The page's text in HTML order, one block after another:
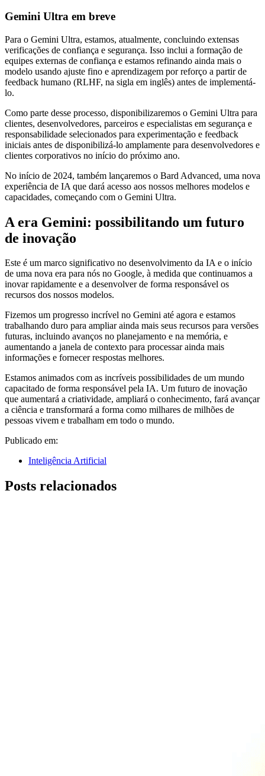
Gemini Ultra em breve
Para o Gemini Ultra, estamos, atualmente, concluindo extensas
verificações de confiança e segurança. Isso inclui a formação de
equipes externas de confiança e estamos refinando ainda mais o
modelo usando ajuste fino e aprendizagem por reforço a partir de
feedback humano (RLHF, na sigla em inglês) antes de implementá-
lo.
Como parte desse processo, disponibilizaremos o Gemini Ultra para
clientes, desenvolvedores, parceiros e especialistas em segurança e
responsabilidade selecionados para experimentação e feedback
iniciais antes de disponibilizá-lo amplamente para desenvolvedores e
clientes corporativos no início do próximo ano.
No início de 2024, também lançaremos o Bard Advanced, uma nova
experiência de IA que dará acesso aos nossos melhores modelos e
capacidades, começando com o Gemini Ultra.
A era Gemini: possibilitando um futuro
de inovação
Este é um marco significativo no desenvolvimento da IA ​​e o início
de uma nova era para nós no Google, à medida que continuamos a
inovar rapidamente e a desenvolver de forma responsável os
recursos dos nossos modelos.
Fizemos um progresso incrível no Gemini até agora e estamos
trabalhando duro para ampliar ainda mais seus recursos para versões
futuras, incluindo avanços no planejamento e na memória, e
aumentando a janela de contexto para processar ainda mais
informações e fornecer respostas melhores.
Estamos animados com as incríveis possibilidades de um mundo
capacitado de forma responsável pela IA. Um futuro de inovação
que aumentará a criatividade, ampliará o conhecimento, fará avançar
a ciência e transformará a forma como milhares de milhões de
pessoas vivem e trabalham em todo o mundo.
Publicado em:
Inteligência Artificial
Posts relacionados